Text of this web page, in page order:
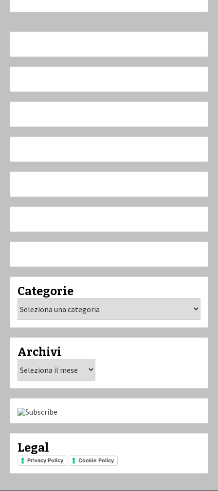
Categorie
Archivi
Legal
Privacy Policy Cookie Policy